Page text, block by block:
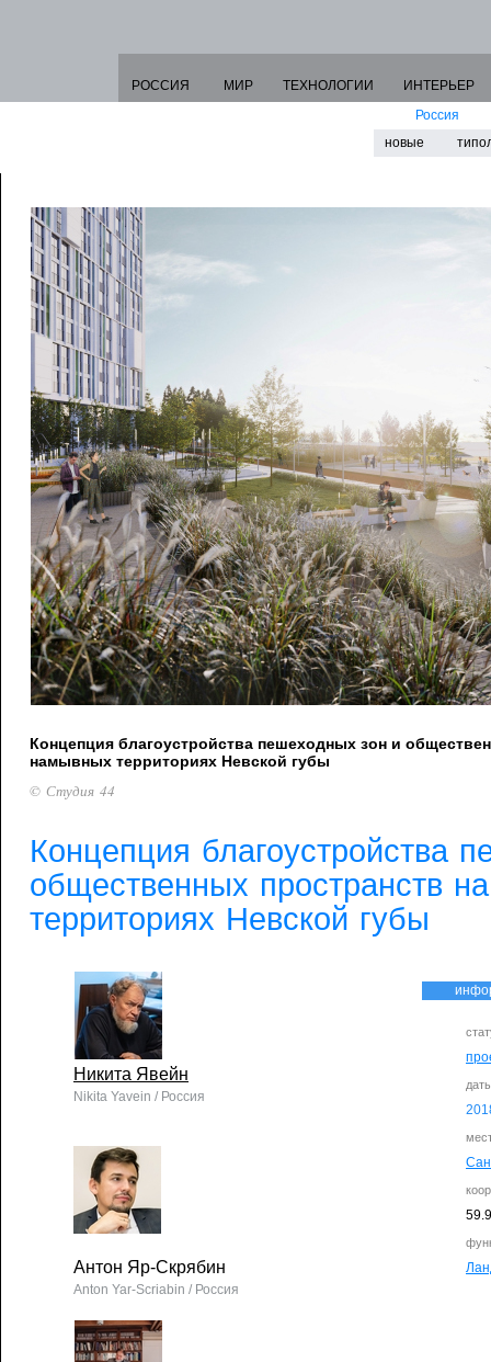
РОССИЯ МИР ТЕХНОЛОГИИ
ИНТЕРЬЕР
Россия
новые
Концепция благоустройства пешеходных зон и
намывных территориях Невской губы
© Студия 44
Концепция благоустройства
общественных пространств
территориях Невской губы
Никита Явейн
Nikita Yavein / Россия
Антон Яр-Скрябин
Anton Yar-Scriabin / Россия